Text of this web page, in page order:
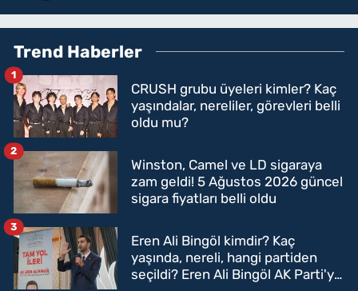
Trend Haberler
CRUSH grubu üyeleri kimler? Kaç
yaşındalar, nereliler, görevleri belli
oldu mu?
1
Winston, Camel ve LD sigaraya
zam geldi! 5 Ağustos 2026 güncel
sigara fiyatları belli oldu
2
Eren Ali Bingöl kimdir? Kaç
yaşında, nereli, hangi partiden
seçildi? Eren Ali Bingöl AK Parti'ye
3